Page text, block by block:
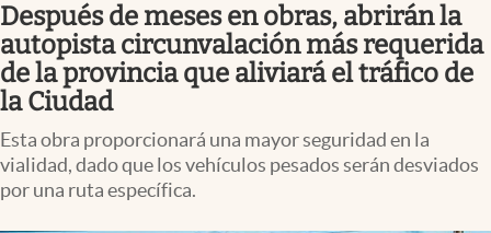
Columnistas
Otras secciones
Apertura
Infotechnology
Clase
Después de meses en obras, abrirán la
autopista circunvalación más requerida
de la provincia que aliviará el tráfico de
la Ciudad
Esta obra proporcionará una mayor seguridad en la
vialidad, dado que los vehículos pesados serán desviados
por una ruta específica.